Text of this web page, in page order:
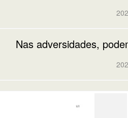
Nas adversidades,